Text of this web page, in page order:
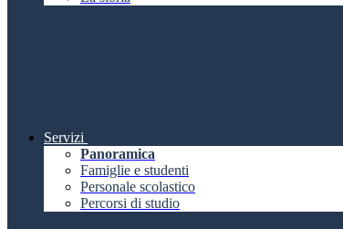
Servizi
Panoramica
Famiglie e studenti
Personale scolastico
Percorsi di studio